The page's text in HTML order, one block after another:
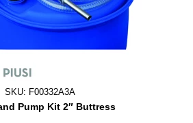
SKU: F00332A3A
Pump Kit 2″ Buttress